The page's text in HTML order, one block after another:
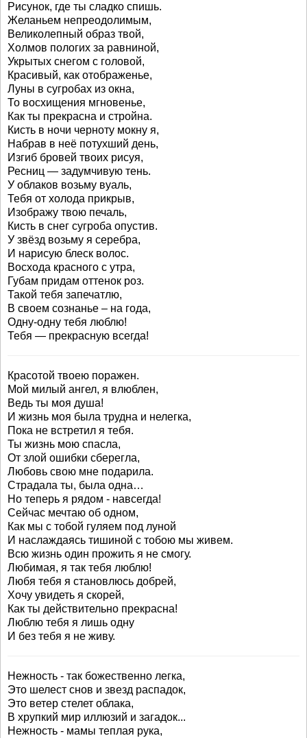
Рисунок, где ты сладко спишь.
Желаньем непреодолимым,
Великолепный образ твой,
Холмов пологих за равниной,
Укрытых снегом с головой,
Красивый, как отображенье,
Луны в сугробах из окна,
То восхищения мгновенье,
Как ты прекрасна и стройна.
Кисть в ночи черноту мокну я,
Набрав в неё потухший день,
Изгиб бровей твоих рисуя,
Ресниц — задумчивую тень.
У облаков возьму вуаль,
Тебя от холода прикрыв,
Изображу твою печаль,
Кисть в снег сугроба опустив.
У звёзд возьму я серебра,
И нарисую блеск волос.
Восхода красного с утра,
Губам придам оттенок роз.
Такой тебя запечатлю,
В своем сознанье – на года,
Одну-одну тебя люблю!
Тебя — прекрасную всегда!
Красотой твоею поражен.
Мой милый ангел, я влюблен,
Ведь ты моя душа!
И жизнь моя была трудна и нелегка,
Пока не встретил я тебя.
Ты жизнь мою спасла,
От злой ошибки сберегла,
Любовь свою мне подарила.
Страдала ты, была одна…
Но теперь я рядом - навсегда!
Сейчас мечтаю об одном,
Как мы с тобой гуляем под луной
И наслаждаясь тишиной с тобою мы живем.
Всю жизнь один прожить я не смогу.
Любимая, я так тебя люблю!
Любя тебя я становлюсь добрей,
Хочу увидеть я скорей,
Как ты действительно прекрасна!
Люблю тебя я лишь одну
И без тебя я не живу.
Нежность - так божественно легка,
Это шелест снов и звезд распадок,
Это ветер стелет облака,
В хрупкий мир иллюзий и загадок...
Нежность - мамы теплая рука,